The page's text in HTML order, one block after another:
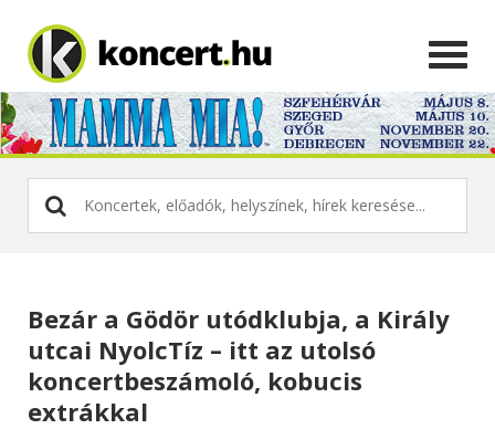
Bezár a Gödör utódklubja, a Király
utcai NyolcTíz – itt az utolsó
koncertbeszámoló, kobucis
extrákkal